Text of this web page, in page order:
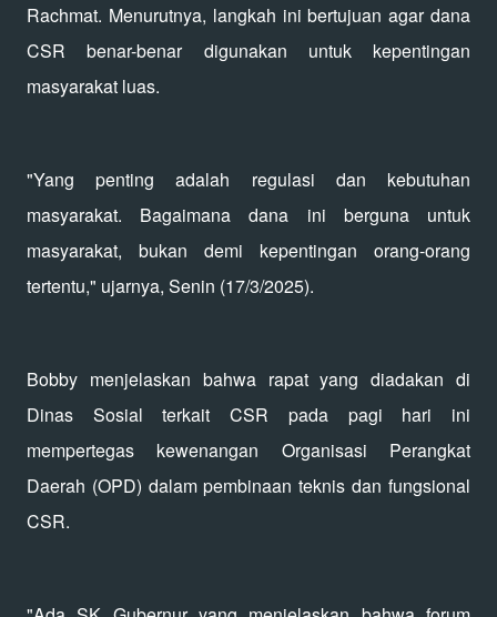
Rachmat. Menurutnya, langkah ini bertujuan agar dana
CSR benar-benar digunakan untuk kepentingan
masyarakat luas.
"Yang penting adalah regulasi dan kebutuhan
masyarakat. Bagaimana dana ini berguna untuk
masyarakat, bukan demi kepentingan orang-orang
tertentu," ujarnya, Senin (17/3/2025).
Bobby menjelaskan bahwa rapat yang diadakan di
Dinas Sosial terkait CSR pada pagi hari ini
mempertegas kewenangan Organisasi Perangkat
Daerah (OPD) dalam pembinaan teknis dan fungsional
CSR.